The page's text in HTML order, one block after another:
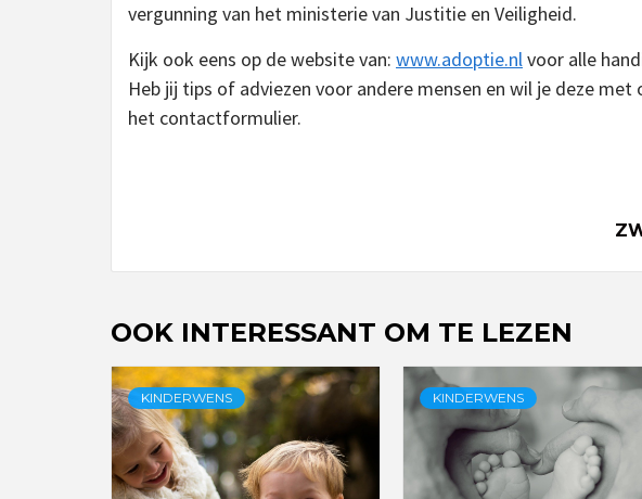
vergunning van het ministerie van Justitie en Veiligheid.
Kijk ook eens op de website van: www.adoptie.nlvoor alle
Heb jij tips of adviezen voor andere mensen en wil je deze met
het contactformulier.
OOK INTERESSANT OM TE LEZEN
KINDERWENS KINDERWENS